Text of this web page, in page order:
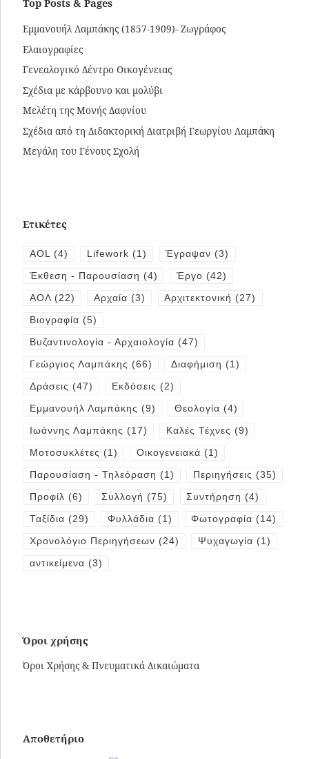
Εμμανουήλ Λαμπάκης (1857-1909)- Ζωγράφος
Ελαιογραφίες
Γενεαλογικό Δέντρο Οικογένειας
Σχέδια με κάρβουνο και μολύβι
Μελέτη της Μονής Δαφνίου
Σχέδια από τη Διδακτορική Διατριβή Γεωργίου Λαμπάκη
Μεγάλη του Γένους Σχολή
Ετικέτες
AOL (4) Lifework (1) Έγραψαν (3)
Έκθεση - Παρουσίαση (4) Έργο (42)
ΑΟΛ(22) Αρχαία (3) Αρχιτεκτονική (27)
Βιογραφία (5)
Βυζαντινολογία - Αρχαιολογία (47)
Γεώργιος Λαμπάκης (66) Διαφήμιση (1)
Δράσεις (47) Εκδόσεις (2)
Εμμανουήλ Λαμπάκης (9) Θεολογία (4)
Ιωάννης Λαμπάκης (17) Καλές Τέχνες (9)
Μοτοσυκλέτες (1) Οικογενειακά (1)
Παρουσίαση - Τηλεόραση (1) Περιηγήσεις (35)
Προφίλ (6) Συλλογή (75) Συντήρηση (4)
Ταξίδια (29) Φυλλάδια (1) Φωτογραφία (14)
Χρονολόγιο Περιηγήσεων (24) Ψυχαγωγία (1)
αντικείμενα (3)
Όροι χρήσης
Όροι Χρήσης & Πνευματικά Δικαιώματα
Αποθετήριο